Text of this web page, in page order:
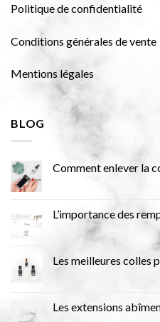
Politique de confidentialité
Conditions générales de vente
Mentions légales
BLOG
Comment enlever la
L’importance des
Les meilleures colles
Les extensions